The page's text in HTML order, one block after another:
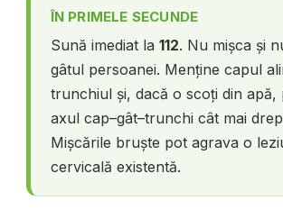
ÎN PRIMELE SECUNDE
Sună imediat la 112. Nu mișca și
gâtul persoanei. Menține capul
trunchiul și, dacă o scoți din apă,
axul cap–gât–trunchi cât mai
Mișcările bruște pot agrava o
cervicală existentă.